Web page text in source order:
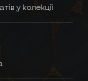
у колекції